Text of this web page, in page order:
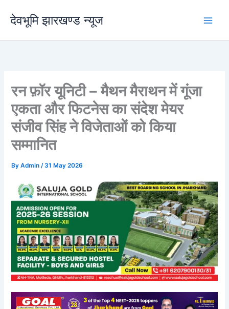
content
देवभूमि झारखण्ड न्यूज
रन फ़ॉर यूनिटी – मैथन मैराथन में गूंजा
एकता और फिटनेस का संदेश मेयर
संजीव सिंह ने विजेताओं को किया
सम्मानित
ByAdmin/31 May 2026